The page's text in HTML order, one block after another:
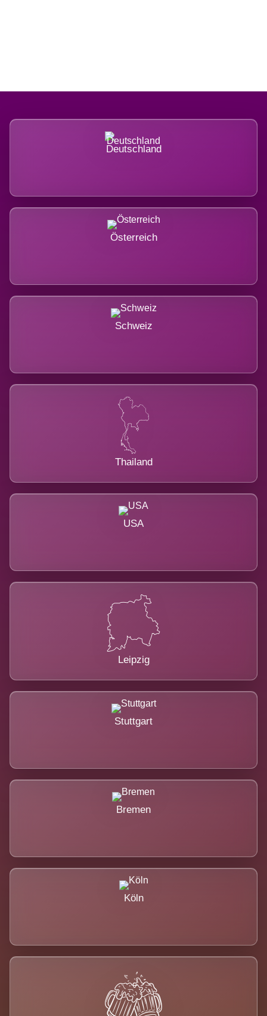
Deutschland
Österreich
Schweiz
Thailand
USA
Leipzig
Stuttgart
Bremen
Köln